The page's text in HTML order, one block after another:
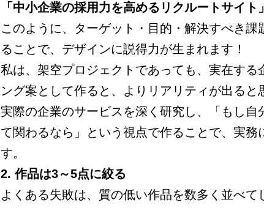
「中小企業の採用力を高めるリクルートサイト」
このように、ターゲット・目的・解決すべき課
ることで、デザインに説得力が生まれます！
私は、架空プロジェクトであっても、実在する
ング案として作ると、よりリアリティが出ると
実際の企業のサービスを深く研究し、「もし自
て関わるなら」という視点で作ることで、実務
す。
2. 作品は3～5点に絞る
よくある失敗は、質の低い作品を数多く並べて